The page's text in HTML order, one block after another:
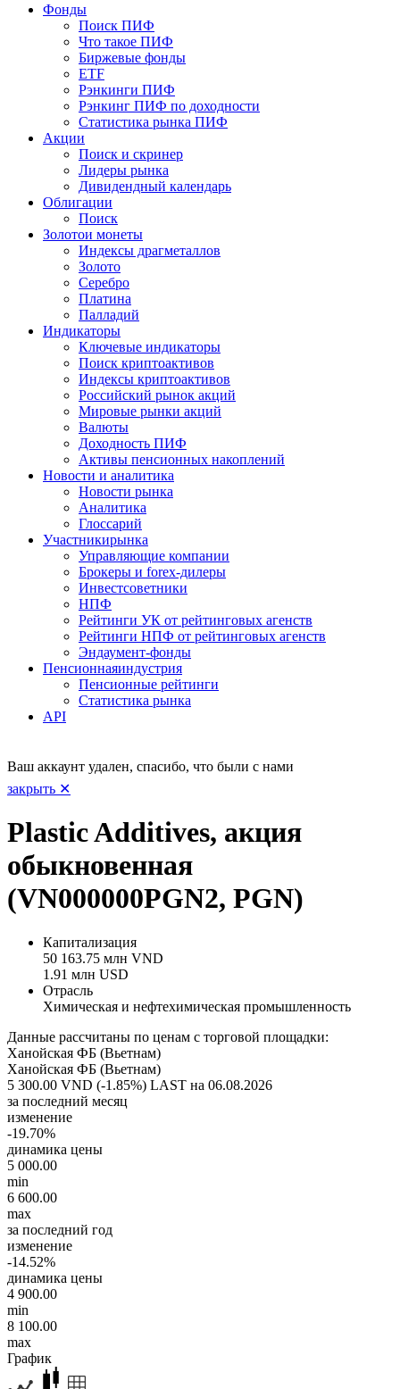
Фонды
Поиск ПИФ
Что такое ПИФ
Биржевые фонды
ETF
Рэнкинги ПИФ
Рэнкинг ПИФ по доходности
Статистика рынка ПИФ
Акции
Поиск и скринер
Лидеры рынка
Дивидендный календарь
Облигации
Поиск
Золотои монеты
Индексы драгметаллов
Золото
Серебро
Платина
Палладий
Индикаторы
Ключевые индикаторы
Поиск криптоактивов
Индексы криптоактивов
Российский рынок акций
Мировые рынки акций
Валюты
Доходность ПИФ
Активы пенсионных накоплений
Новости и аналитика
Новости рынка
Аналитика
Глоссарий
Участникирынка
Управляющие компании
Брокеры и forex-дилеры
Инвестсоветники
НПФ
Рейтинги УК от рейтинговых агенств
Рейтинги НПФ от рейтинговых агенств
Эндаумент-фонды
Пенсионнаяиндустрия
Пенсионные рейтинги
Статистика рынка
API
Ваш аккаунт удален, спасибо, что были с нами
закрыть ✕
Plastic Additives, акция
обыкновенная
(VN000000PGN2, PGN)
Капитализация
50 163.75 млн VND
1.91 млн USD
Отрасль
Химическая и нефтехимическая промышленность
Данные рассчитаны по ценам с торговой площадки:
Ханойская ФБ (Вьетнам)
Ханойская ФБ (Вьетнам)
5 300.00 VND (-1.85%) LAST на 06.08.2026
за последний месяц
изменение
-19.70%
динамика цены
5 000.00
min
6 600.00
max
за последний год
изменение
-14.52%
динамика цены
4 900.00
min
8 100.00
max
График